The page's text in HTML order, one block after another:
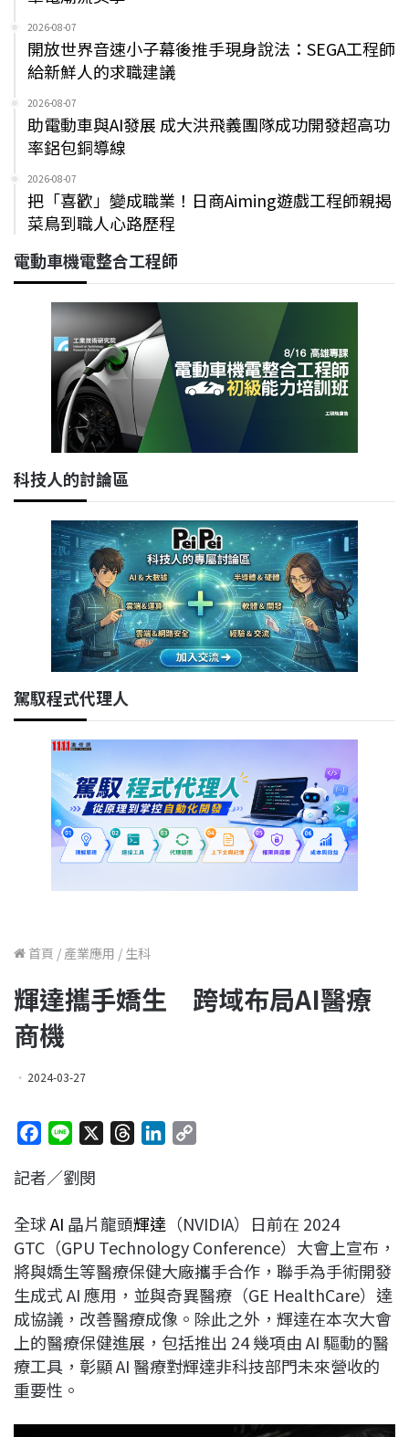
2026-08-07
開放世界音速小子幕後推手現身說法：SEGA工程師
給新鮮人的求職建議
2026-08-07
助電動車與AI發展 成大洪飛義團隊成功開發超高功
率鋁包銅導線
2026-08-07
把「喜歡」變成職業！日商Aiming遊戲工程師親揭
菜鳥到職人心路歷程
電動車機電整合工程師
科技人的討論區
駕馭程式代理人